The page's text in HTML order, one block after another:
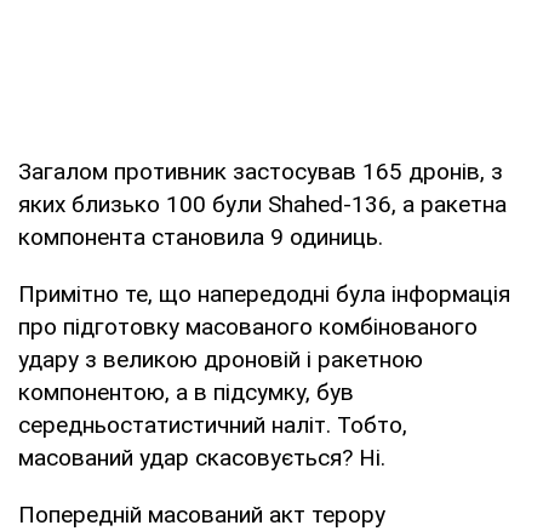
Загалом противник застосував 165 дронів, з
яких близько 100 були Shahed-136, а ракетна
компонента становила 9 одиниць.
Примітно те, що напередодні була інформація
про підготовку масованого комбінованого
удару з великою дроновій і ракетною
компонентою, а в підсумку, був
середньостатистичний наліт. Тобто,
масований удар скасовується? Ні.
Попередній масований акт терору